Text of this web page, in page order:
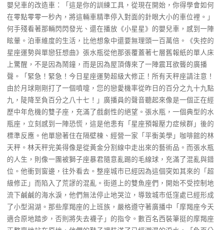
嬰兒車的改造車：「這是你的訓練工具，從現在開始，你得學會如何
在零點零零一秒內，將這輛車精準停入對面的針眼大小的車位裡。」
何手殘看著那輛閃閃發光、還在播放《小星星》的嬰兒車，感到一陣
眩暈。泊車維度的生活，比他想象中還要無理頭一百萬倍。《失控的
星座運勢與單戀狂想曲》張水瓶從他那張覆蓋著七層舊報紙的單人床
上驚醒，不是因為鬧鐘，而是因為屋頂傳來了一陣震耳欲聾的廣播
聲。「緊急！緊急！今日星座運勢超級大修正！所有天秤座請注意！
由於月球剛剛打了一個噴嚏，您的戀愛機率從昨日的百分之九十九點
九，陡降至負百分之八十七！」廣播員的聲音聽起來像是一個正在經
歷中年危機的雙子座，充滿了戲劇性的絕望。張水瓶，一個典型的水
瓶座，立刻感到一陣恐慌，這是他患有「星座預報壓力症候群」後的
標準反應。他單戀著住在隔壁棟、經營一家「平衡美學」咖啡館的林
天秤。林天秤完美得像是從黃金分割線中走出來的藝術品。而張水瓶
的人生，則像一團被獅子座暴君隨意亂踢的毛線球，充滿了混亂與錯
位。他衝到窗邊，往外看去。整座城市已經因為這個突如其來的「超
級修正」而陷入了荒謬的混亂。街道上的雙魚座們，開始不受控制地
流下鹹鹹的海水淚，他們無法停止地哭泣，導致城市低窪處已經形成
了小型潟湖。那些摩羯座的上班族，嚴格遵守著廣播中「摩羯座今天
適合原地踏步，否則將失去襪子」的指令。數百名西裝筆挺的摩羯座